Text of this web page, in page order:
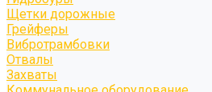
Щетки дорожные
Грейферы
Вибротрамбовки
Отвалы
Захваты